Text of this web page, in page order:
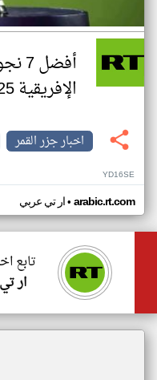
الإفريقية 2025
اخبار جزر القمر
YD16SE
ار تي عربي• arabic.rt.com
تابع
ار